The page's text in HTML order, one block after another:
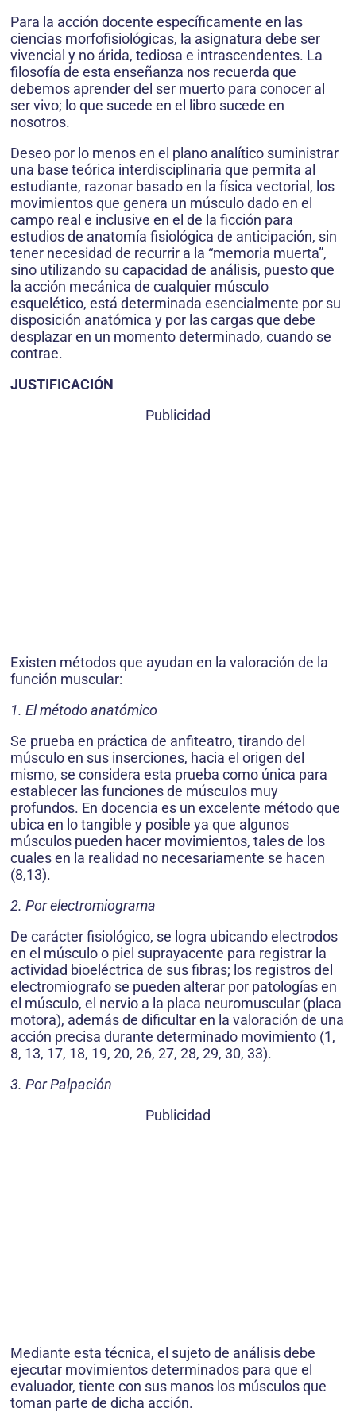
Para la acción docente específicamente en las
ciencias morfofisiológicas, la asignatura debe ser
vivencial y no árida, tediosa e intrascendentes. La
filosofía de esta enseñanza nos recuerda que
debemos aprender del ser muerto para conocer al
ser vivo; lo que sucede en el libro sucede en
nosotros.
Deseo por lo menos en el plano analítico suministrar
una base teórica interdisciplinaria que permita al
estudiante, razonar basado en la física vectorial, los
movimientos que genera un músculo dado en el
campo real e inclusive en el de la ficción para
estudios de anatomía fisiológica de anticipación, sin
tener necesidad de recurrir a la “memoria muerta”,
sino utilizando su capacidad de análisis, puesto que
la acción mecánica de cualquier músculo
esquelético, está determinada esencialmente por su
disposición anatómica y por las cargas que debe
desplazar en un momento determinado, cuando se
contrae.
JUSTIFICACIÓN
Publicidad
Existen métodos que ayudan en la valoración de la
función muscular:
1. El método anatómico
Se prueba en práctica de anfiteatro, tirando del
músculo en sus inserciones, hacia el origen del
mismo, se considera esta prueba como única para
establecer las funciones de músculos muy
profundos. En docencia es un excelente método que
ubica en lo tangible y posible ya que algunos
músculos pueden hacer movimientos, tales de los
cuales en la realidad no necesariamente se hacen
(8,13).
2. Por electromiograma
De carácter fisiológico, se logra ubicando electrodos
en el músculo o piel suprayacente para registrar la
actividad bioeléctrica de sus fibras; los registros del
electromiografo se pueden alterar por patologías en
el músculo, el nervio a la placa neuromuscular (placa
motora), además de dificultar en la valoración de una
acción precisa durante determinado movimiento (1,
8, 13, 17, 18, 19, 20, 26, 27, 28, 29, 30, 33).
3. Por Palpación
Publicidad
Mediante esta técnica, el sujeto de análisis debe
ejecutar movimientos determinados para que el
evaluador, tiente con sus manos los músculos que
toman parte de dicha acción.